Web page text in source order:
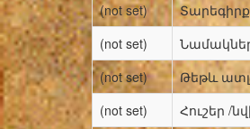
(not set)
Տարեգիրք
(not set)
(not set)
Թեթև
(not set)
Հուշեր /